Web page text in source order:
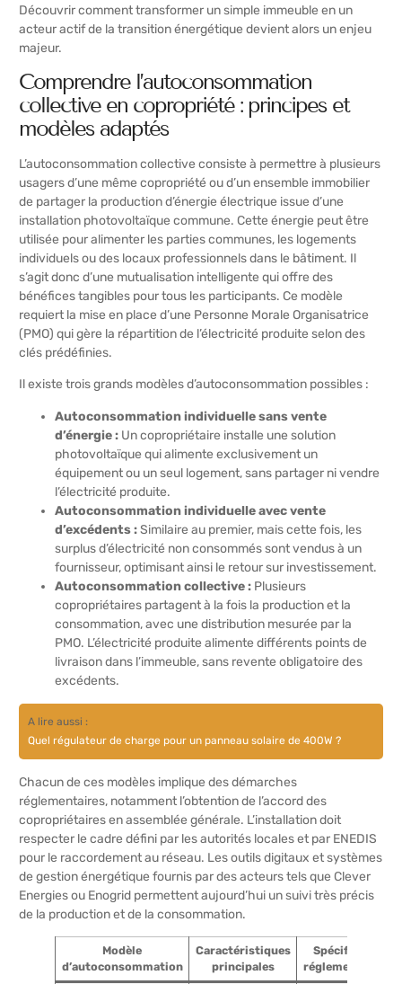
Découvrir comment transformer un simple immeuble en un
acteur actif de la transition énergétique devient alors un enjeu
majeur.
Comprendre l’autoconsommation
collective en copropriété : principes et
modèles adaptés
L’autoconsommation collective consiste à permettre à plusieurs
usagers d’une même copropriété ou d’un ensemble immobilier
de partager la production d’énergie électrique issue d’une
installation photovoltaïque commune. Cette énergie peut être
utilisée pour alimenter les parties communes, les logements
individuels ou des locaux professionnels dans le bâtiment. Il
s’agit donc d’une mutualisation intelligente qui offre des
bénéfices tangibles pour tous les participants. Ce modèle
requiert la mise en place d’une Personne Morale Organisatrice
(PMO) qui gère la répartition de l’électricité produite selon des
clés prédéfinies.
Il existe trois grands modèles d’autoconsommation possibles :
Autoconsommation individuelle sans vente
d’énergie : Un copropriétaire installe une solution
photovoltaïque qui alimente exclusivement un
équipement ou un seul logement, sans partager ni vendre
l’électricité produite.
Autoconsommation individuelle avec vente
d’excédents :Similaire au premier, mais cette fois, les
surplus d’électricité non consommés sont vendus à un
fournisseur, optimisant ainsi le retour sur investissement.
Autoconsommation collective : Plusieurs
copropriétaires partagent à la fois la production et la
consommation, avec une distribution mesurée par la
PMO. L’électricité produite alimente différents points de
livraison dans l’immeuble, sans revente obligatoire des
excédents.
A lire aussi :
Quel régulateur de charge pour un panneau solaire de 400W ?
Chacun de ces modèles implique des démarches
réglementaires, notamment l’obtention de l’accord des
copropriétaires en assemblée générale. L’installation doit
respecter le cadre défini par les autorités locales et par ENEDIS
pour le raccordement au réseau. Les outils digitaux et systèmes
de gestion énergétique fournis par des acteurs tels que Clever
Energies ou Enogrid permettent aujourd’hui un suivi très précis
de la production et de la consommation.
Modèle
d’autoconsommation
Caractéristiques
principales
Spécificités
réglementaires